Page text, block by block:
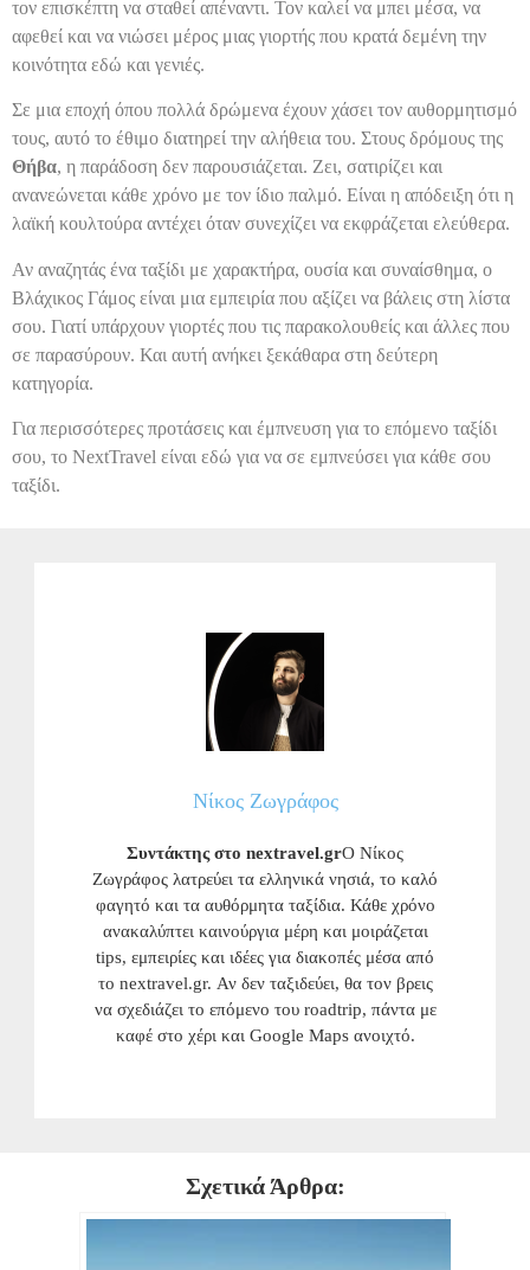
τον επισκέπτη να σταθεί απέναντι. Τον καλεί να μπει μέσα, να
αφεθεί και να νιώσει μέρος μιας γιορτής που κρατά δεμένη την
κοινότητα εδώ και γενιές.
Σε μια εποχή όπου πολλά δρώμενα έχουν χάσει τον αυθορμητισμό
τους, αυτό το έθιμο διατηρεί την αλήθεια του. Στους δρόμους της
Θήβα, η παράδοση δεν παρουσιάζεται. Ζει, σατιρίζει και
ανανεώνεται κάθε χρόνο με τον ίδιο παλμό. Είναι η απόδειξη ότι η
λαϊκή κουλτούρα αντέχει όταν συνεχίζει να εκφράζεται ελεύθερα.
Αν αναζητάς ένα ταξίδι με χαρακτήρα, ουσία και συναίσθημα, ο
Βλάχικος Γάμος είναι μια εμπειρία που αξίζει να βάλεις στη λίστα
σου. Γιατί υπάρχουν γιορτές που τις παρακολουθείς και άλλες που
σε παρασύρουν. Και αυτή ανήκει ξεκάθαρα στη δεύτερη
κατηγορία.
Για περισσότερες προτάσεις και έμπνευση για το επόμενο ταξίδι
σου, το NextTravel είναι εδώ για να σε εμπνεύσει για κάθε σου
ταξίδι.
Νίκος Ζωγράφος
Συντάκτης στο nextravel.grΟ Νίκος
Ζωγράφος λατρεύει τα ελληνικά νησιά, το καλό
φαγητό και τα αυθόρμητα ταξίδια. Κάθε χρόνο
ανακαλύπτει καινούργια μέρη και μοιράζεται
tips, εμπειρίες και ιδέες για διακοπές μέσα από
το nextravel.gr. Αν δεν ταξιδεύει, θα τον βρεις
να σχεδιάζει το επόμενο του roadtrip, πάντα με
καφέ στο χέρι και Google Maps ανοιχτό.
Σχετικά Άρθρα: